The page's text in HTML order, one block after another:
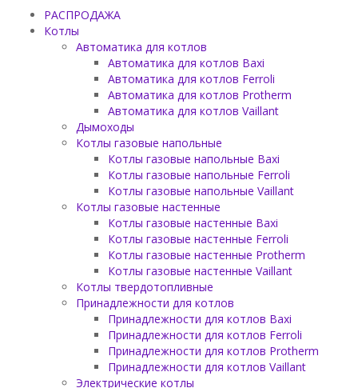
РАСПРОДАЖА
Котлы
Автоматика для котлов
Автоматика для котлов Baxi
Автоматика для котлов Ferroli
Автоматика для котлов Protherm
Автоматика для котлов Vaillant
Дымоходы
Котлы газовые напольные
Котлы газовые напольные Baxi
Котлы газовые напольные Ferroli
Котлы газовые напольные Vaillant
Котлы газовые настенные
Котлы газовые настенные Baxi
Котлы газовые настенные Ferroli
Котлы газовые настенные Protherm
Котлы газовые настенные Vaillant
Котлы твердотопливные
Принадлежности для котлов
Принадлежности для котлов Baxi
Принадлежности для котлов Ferroli
Принадлежности для котлов Protherm
Принадлежности для котлов Vaillant
Электрические котлы